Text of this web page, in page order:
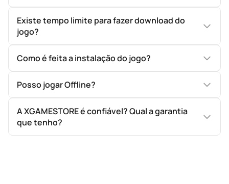
Existe tempo limite para fazer download do
jogo?
Como é feita a instalação do jogo?
Posso jogar Offline?
A XGAMESTORE é confiável? Qual a garantia
que tenho?